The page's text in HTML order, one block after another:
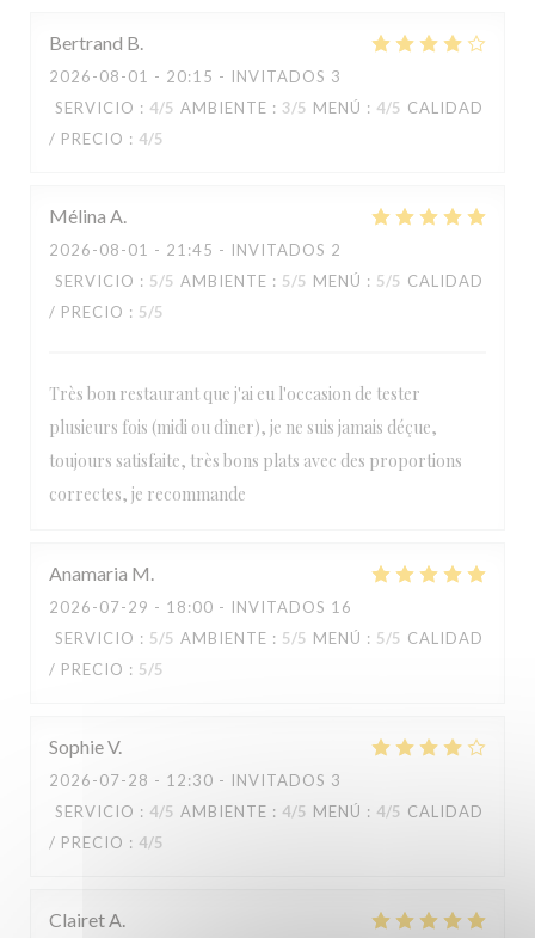
Bertrand B
2026-08-01 - 20:15 - INVITADOS 3
SERVICIO : 4/5 AMBIENTE : 3/5 MENÚ : 4/5 CALIDAD
/ PRECIO : 4/5
Mélina A
2026-08-01 - 21:45 - INVITADOS 2
SERVICIO : 5/5 AMBIENTE : 5/5 MENÚ : 5/5 CALIDAD
/ PRECIO : 5/5
Très bon restaurant que j'ai eu l'occasion de tester
plusieurs fois (midi ou dîner), je ne suis jamais déçue,
toujours satisfaite, très bons plats avec des proportions
correctes, je recommande
Anamaria M
2026-07-29 - 18:00 - INVITADOS 16
SERVICIO : 5/5 AMBIENTE : 5/5 MENÚ : 5/5 CALIDAD
/ PRECIO : 5/5
SophieV
2026-07-28 - 12:30 - INVITADOS 3
SERVICIO : 4/5 AMBIENTE : 4/5 MENÚ : 4/5 CALIDAD
/ PRECIO : 4/5
ClairetA
Paulette